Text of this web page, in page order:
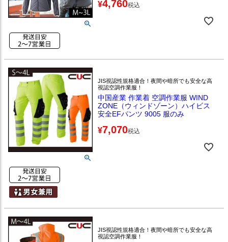
¥4,760税込
JIS視認性規格適合！夜間や暗所でも安全な高
視認空調作業服！
中国産業 作業着 空調作業服 WIND
ZONE（ウィンドゾーン）ハイビス
安全EFパンツ 9005 服のみ
¥7,070税込
JIS視認性規格適合！夜間や暗所でも安全な高
視認空調作業服！